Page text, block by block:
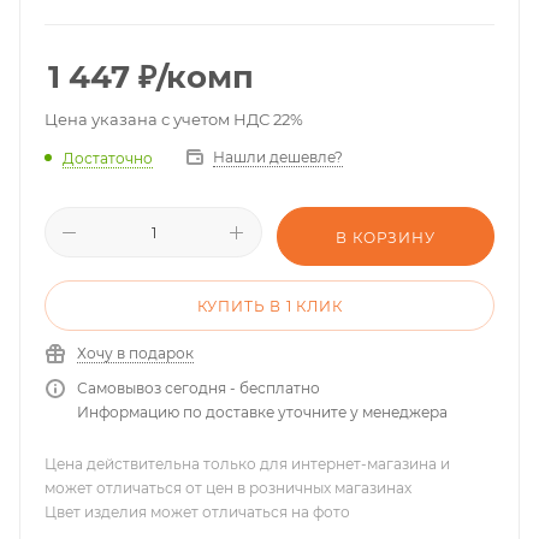
1 447 ₽/комп
Цена указана с учетом НДС 22%
Достаточно Нашли дешевле?
В КОРЗИНУ
КУПИТЬ В 1 КЛИК
Хочу в подарок
Самовывоз сегодня - бесплатно
Информацию по доставке уточните у менеджера
Цена действительна только для интернет-магазина и
может отличаться от цен в розничных магазинах
Цвет изделия может отличаться на фото